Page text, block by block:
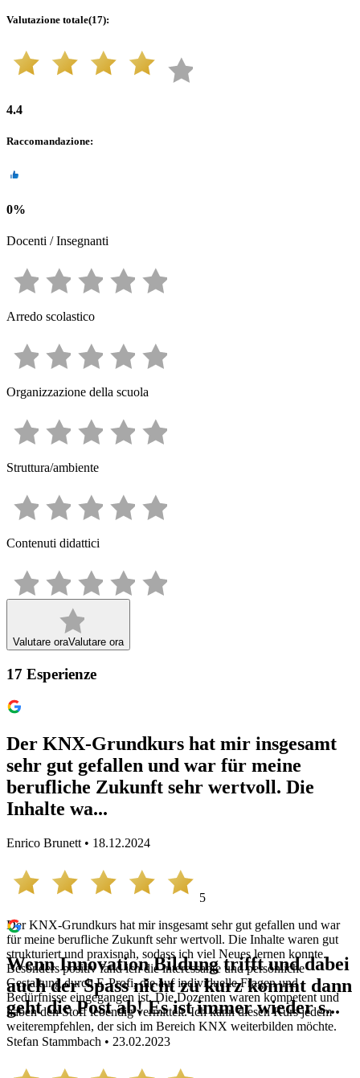
Valutazione totale(17):
4.4
Raccomandazione:
0%
Docenti / Insegnanti
Arredo scolastico
Organizzazione della scuola
Struttura/ambiente
Contenuti didattici
Valutare oraValutare ora
17 Esperienze
Der KNX-Grundkurs hat mir insgesamt
sehr gut gefallen und war für meine
berufliche Zukunft sehr wertvoll. Die
Inhalte wa...
Enrico Brunett • 18.12.2024
5
Der KNX-Grundkurs hat mir insgesamt sehr gut gefallen und war
für meine berufliche Zukunft sehr wertvoll. Die Inhalte waren gut
strukturiert und praxisnah, sodass ich viel Neues lernen konnte.
Besonders positiv fand ich die interessante und persönliche
Gestaltung durch E-Profi, die auf individuelle Fragen und
Bedürfnisse eingegangen ist. Die Dozenten waren kompetent und
haben den Stoff lebendig vermittelt. Ich kann diesen Kurs jedem
weiterempfehlen, der sich im Bereich KNX weiterbilden möchte.
Wenn Innovation Bildung trifft und dabei
auch der Spass nicht zu kurz kommt dann
geht die Post ab! Es ist immer wieder s...
Stefan Stammbach • 23.02.2023